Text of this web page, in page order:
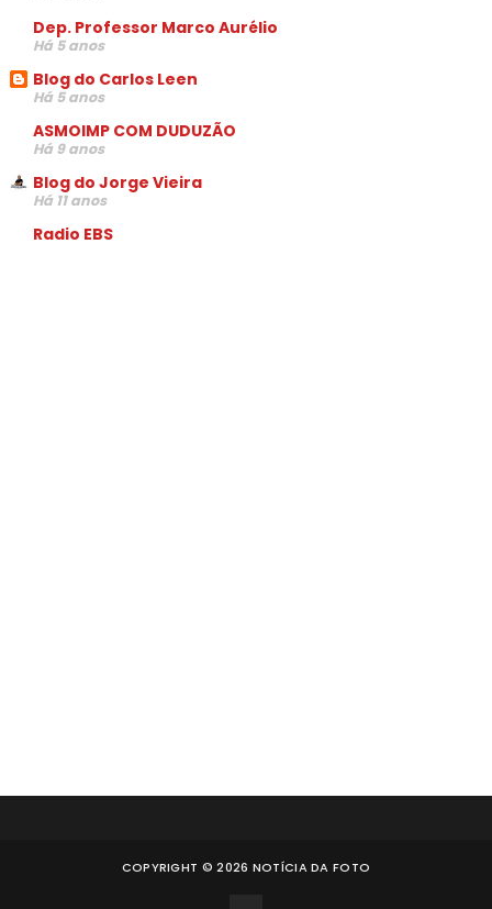
Dep. Professor Marco Aurélio
Há 5 anos
Blog do Carlos Leen
Há 5 anos
ASMOIMP COM DUDUZÃO
Há 9 anos
Blog do Jorge Vieira
Há 11 anos
Radio EBS
COPYRIGHT ©2026 NOTÍCIA DA FOTO